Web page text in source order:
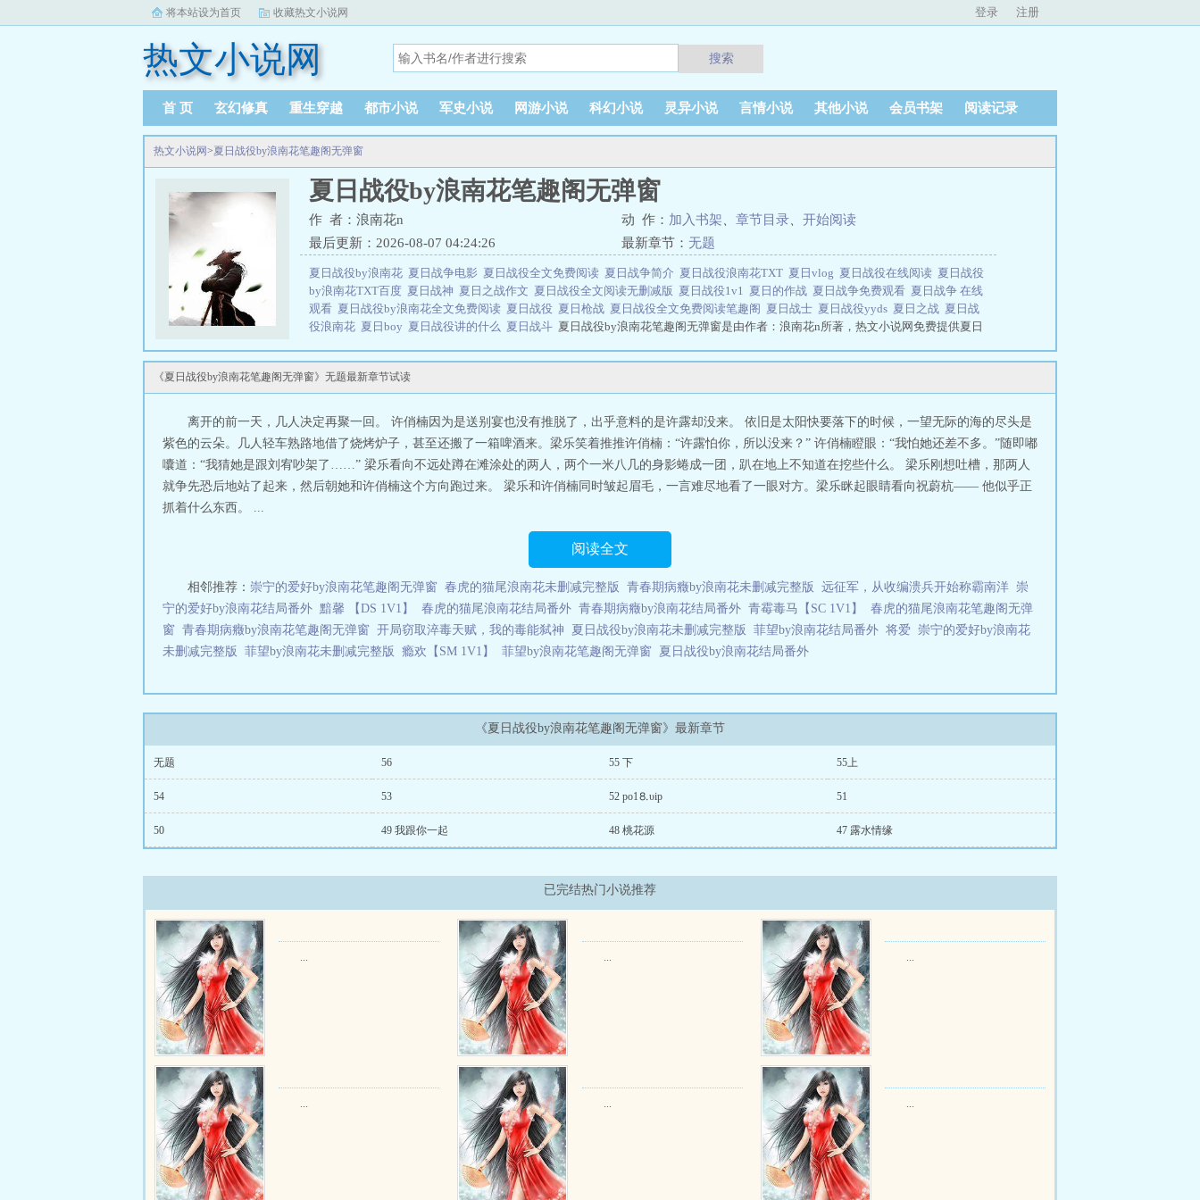
将本站设为首页 收藏热文小说网 登录 注册
热文小说网 搜索
首 页 玄幻修真 重生穿越 都市小说 军史小说 网游小说 科幻小说 灵异小说 言情小说 其他小说 会员书架 阅读记录
热文小说网>夏日战役by浪南花笔趣阁无弹窗
夏日战役by浪南花笔趣阁无弹窗
作 者：浪南花n 动 作： 加入书架 章节目录
开始阅读
最后更新：2026-08-07 04:24:26
最新章节： 无题
夏日战役by浪南花 夏日战争电影 夏日战役全文免费阅读 夏日战争简介 夏日战役浪南花TXT 夏日vlog 夏日战役在线阅读 夏日战役
by浪南花TXT百度 夏日战神 夏日之战作文 夏日战役全文阅读无删减版 夏日战役1v1 夏日的作战 夏日战争免费观看 夏日战争 在线
观看 夏日战役by浪南花全文免费阅读 夏日战役 夏日枪战 夏日战役全文免费阅读笔趣阁 夏日战士 夏日战役yyds 夏日之战 夏日战
役浪南花 夏日boy 夏日战役讲的什么 夏日战斗 夏日战役by浪南花笔趣阁无弹窗是由作者：浪南花n所著，热文小说网免费提供夏日
三秒记住本站：热文小说网 网址：www.rewenxs.cc夏日战役by浪南花笔趣阁无弹窗
《夏日战役by浪南花笔趣阁无弹窗》无题最新章节试读
离开的前一天，几人决定再聚一回。 许俏楠因为是送别宴也没有推脱了，出乎意料的是许露却没来。 依旧是太阳快要落下的时候，一望无际的海的尽头是
紫色的云朵。几人轻车熟路地借了烧烤炉子，甚至还搬了一箱啤酒来。梁乐笑着推推许俏楠：“许露怕你，所以没来？” 许俏楠瞪眼：“我怕她还差不多。”随即嘟
囔道：“我猜她是跟刘宥吵架了……” 梁乐看向不远处蹲在滩涂处的两人，两个一米八几的身影蜷成一团，趴在地上不知道在挖些什么。 梁乐刚想吐槽，那两人
就争先恐后地站了起来，然后朝她和许俏楠这个方向跑过来。 梁乐和许俏楠同时皱起眉毛，一言难尽地看了一眼对方。梁乐眯起眼睛看向祝蔚杭—— 他似乎正
抓着什么东西。 ...
阅读全文
相邻推荐： 崇宁的爱好by浪南花笔趣阁无弹窗 春虎的猫尾浪南花未删减完整版 青春期病癥by浪南花未删减完整版 远征军，从收编溃兵开始称霸南洋 崇
宁的爱好by浪南花结局番外 黯馨 【DS 1V1】 春虎的猫尾浪南花结局番外 青春期病癥by浪南花结局番外 青霉毒马【SC 1V1】
春虎的猫尾浪南花笔趣阁无弹
窗 青春期病癥by浪南花笔趣阁无弹窗 开局窃取淬毒天赋，我的毒能弑神 夏日战役by浪南花未删减完整版 菲望by浪南花结局番外 将爱
崇宁的爱好by浪南花
未删减完整版
菲望by浪南花未删减完整版 瘾欢【SM 1V1】 菲望by浪南花笔趣阁无弹窗 夏日战役by浪南花结局番外
《夏日战役by浪南花笔趣阁无弹窗》最新章节
无题 56 55 下 55上
54 53 52 po1⒏υip 51
50 49 我跟你一起 48 桃花源 47 露水情缘
已完结热门小说推荐
... ... ...
... ... ...